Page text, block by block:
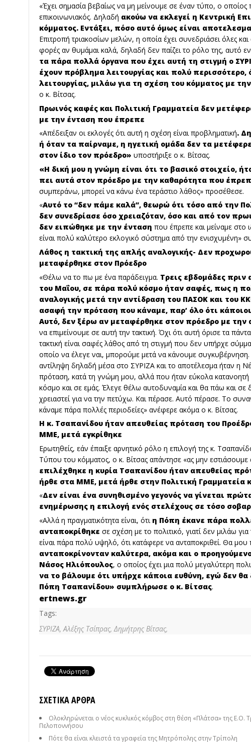
«Έχει σημασία βεβαίως να μη μείνουμε σε έναν τύπο, ο οποίος
επικοινωνιακός. Δηλαδή ακούω να εκλεγεί η Κεντρική
κόμματος. Εντάξει, πόσο αυτό όμως είναι
Επιτροπή τριακοσίων μελών, η οποία έχει συνεδριάσει όλες
φορές αν θυμάμαι καλά, δηλαδή δεν παίζει το ρόλο της, αυτό
τα πάρα πολλά όργανα που έχει αυτή τη στιγμή ο
έχουν πρόβλημα λειτουργίας και πολύ
λειτουργίας, μιλάω για τη σχέση του κόμματος με
ο κ. Βίτσας.
Πρωινός καφές και Πολιτική Γραμματεία δεν
με την ένταση που έπρεπε
«Απέδειξαν οι εκλογές ότι αυτή η σχέση είναι προβληματική.
ή όταν τα παίρναμε, η ηγετική ομάδα δεν τα
στον ίδιο τον πρόεδρο» υποστήριξε ο κ. Βίτσας.
«Η δική μου η γνώμη είναι ότι το βασικό στοιχείο,
πει αυτά στον πρόεδρο με την καθαρότητα που
συμπεράνω, μπορεί να κάνω ένα τεράστιο λάθος» προσέθεσε.
«Αυτό το “δεν πάμε καλά”, θεωρώ ότι τόσο από την
δεν συνεδρίασε όσο χρειαζόταν, όσο και από τον
δεν ειπώθηκε με την ένταση που έπρεπε και μείναμε στο
είναι πολύ καλύτερο εκλογικό σύστημα από την ενισχυμένη»
Λάθος η τακτική της απλής αναλογικής- Δεν
μεταφέρθηκε στον Πρόεδρο
«Θέλω να το πω με ένα παράδειγμα. Τρεις εβδομάδες πριν
του Μαΐου, σε πάρα πολύ κόσμο ήταν σαφές, πως η
αναλογικής μετά την αντίδραση του ΠΑΣΟΚ και του
ασαφή την πρόταση που κάναμε, παρ’ όλο ότι
Αυτό, δεν ξέρω αν μεταφέρθηκε στον πρόεδρο με την
να επιμείνουμε σε αυτή την τακτική. Όχι ότι αυτή όρισε τα
τακτική είναι σαφές λάθος από τη στιγμή που δεν υπήρχε
οποίο να έλεγε ναι, μπορούμε μετά να κάνουμε συγκυβέρνηση.
αντίληψη δηλαδή μέσα στο ΣΥΡΙΖΑ και το αποτέλεσμα ήταν η
πρόταση, κατά τη γνώμη μου, αλλά που ήταν εύκολα
κόσμο και σε εμάς. Έλεγε θέλω αυτοδυναμία και θα πάω και σε
χρειαστεί για να την πετύχω. Και πέρασε. Αυτό πέρασε. Το
κάναμε πάρα πολλές περιοδείες» ανέφερε ακόμα ο κ. Βίτσας.
Η κ. Τσαπανίδου ήταν απευθείας πρόταση του
ΜΜΕ, μετά εγκρίθηκε
Ερωτηθείς, εάν έπαιξε αρνητικό ρόλο η επιλογή της κ.
Τύπου του κόμματος, ο κ. Βίτσας απάντησε «ας μην
επιλέχθηκε η κυρία Τσαπανίδου ήταν απευθείας
ήρθε στα ΜΜΕ, μετά ήρθε στην Πολιτική Γραμματεία
«Δεν είναι ένα συνηθισμένο γεγονός να γίνεται
ενημέρωσης η επιλογή ενός στελέχους σε τόσο
«Αλλά η πραγματικότητα είναι, ότι η Πόπη έκανε πάρα
ανταποκρίθηκε σε σχέση με το πολιτικό, γιατί δεν μιλάω
είναι πάρα πολύ υψηλό, ότι κατάφερε να ανταποκριθεί. Θα μου
ανταποκρίνονταν καλύτερα, ακόμα και ο
Νάσος Ηλιόπουλος, ο οποίος έχει μια πολύ μεγαλύτερη
να το βάλουμε ότι υπήρχε κάποια ευθύνη, εγώ δεν
Πόπη Τσαπανίδου» συμπλήρωσε ο κ. Βίτσας.
ertnews.gr
Tags:
ΣΥΡΙΖΑ, Αλέξης Τσίπρας, Δημήτρης Βίτσας,
ΣΧΕΤΙΚΆ ΆΡΘΡΑ
Ολοκληρώνεται ο νέος κυκλικός κόμβος στη θέση «Πλάτσα» της Ε.Ο.
Πελοποννήσου
Πότε θα είναι κλειστά τα γραφεία της Μητρόπολης στην Τρίπολη